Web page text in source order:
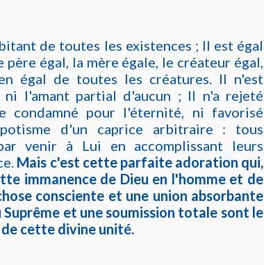
de toutes les existences ; Il est égal
égal, la mère égale, le créateur égal,
égal de toutes les créatures. Il n'est
ni l'amant partial d'aucun ; Il n'a rejeté
condamné pour l'éternité, ni favorisé
d'un caprice arbitraire : tous
venir à Lui en accomplissant leurs
Mais c'est cette parfaite adoration qui,
immanence de Dieu en l'homme et de
consciente et une union absorbante
et une soumission totale sont le
cette divine unité.